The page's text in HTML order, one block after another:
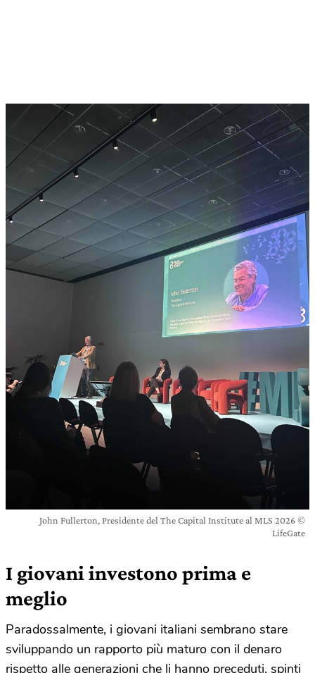
John Fullerton, Presidente del The Capital Institute al MLS 2026 ©
LifeGate
I giovani investono prima e
meglio
Paradossalmente, i giovani italiani sembrano stare
sviluppando un rapporto più maturo con il denaro
rispetto alle generazioni che li hanno preceduti, spinti